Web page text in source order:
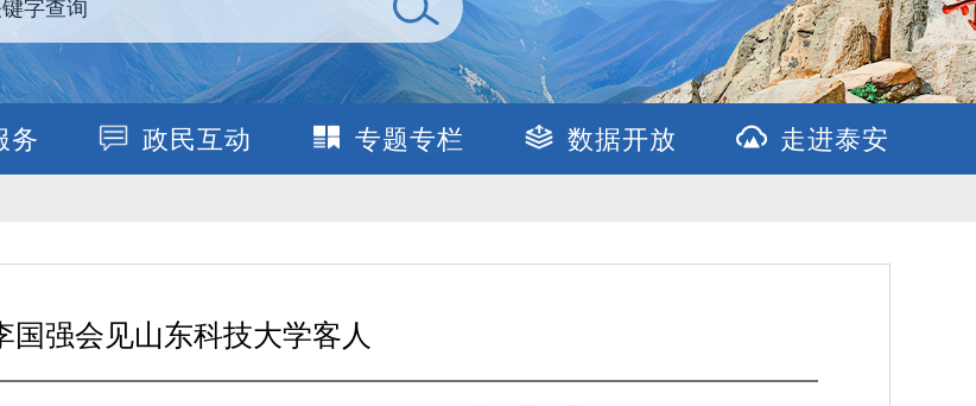
务 政民互动 专题专栏 数据开放 走进泰安
国强会见山东科技大学客人